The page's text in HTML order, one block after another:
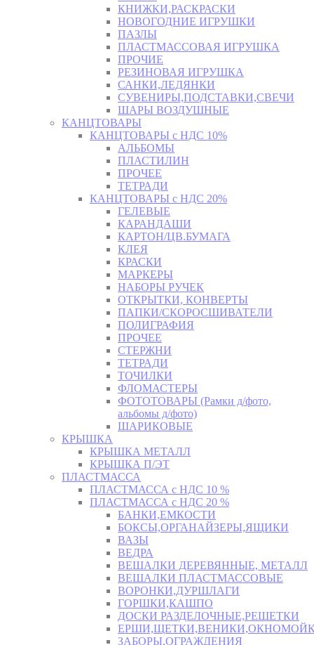
КНИЖКИ,РАСКРАСКИ
НОВОГОДНИЕ ИГРУШКИ
ПАЗЛЫ
ПЛАСТМАССОВАЯ ИГРУШКА
ПРОЧИЕ
РЕЗИНОВАЯ ИГРУШКА
САНКИ,ЛЕДЯНКИ
СУВЕНИРЫ,ПОДСТАВКИ,СВЕЧИ
ШАРЫ ВОЗДУШНЫЕ
КАНЦТОВАРЫ
КАНЦТОВАРЫ с НДС 10%
АЛЬБОМЫ
ПЛАСТИЛИН
ПРОЧЕЕ
ТЕТРАДИ
КАНЦТОВАРЫ с НДС 20%
ГЕЛЕВЫЕ
КАРАНДАШИ
КАРТОН/ЦВ.БУМАГА
КЛЕЯ
КРАСКИ
МАРКЕРЫ
НАБОРЫ РУЧЕК
ОТКРЫТКИ, КОНВЕРТЫ
ПАПКИ/СКОРОСШИВАТЕЛИ
ПОЛИГРАФИЯ
ПРОЧЕЕ
СТЕРЖНИ
ТЕТРАДИ
ТОЧИЛКИ
ФЛОМАСТЕРЫ
ФОТОТОВАРЫ (Рамки д/фото,
альбомы д/фото)
ШАРИКОВЫЕ
КРЫШКА
КРЫШКА МЕТАЛЛ
КРЫШКА П/ЭТ
ПЛАСТМАССА
ПЛАСТМАССА с НДС 10 %
ПЛАСТМАССА с НДС 20 %
БАНКИ,ЕМКОСТИ
БОКСЫ,ОРГАНАЙЗЕРЫ,ЯЩИКИ
ВАЗЫ
ВЕДРА
ВЕШАЛКИ ДЕРЕВЯННЫЕ, МЕТАЛЛ
ВЕШАЛКИ ПЛАСТМАССОВЫЕ
ВОРОНКИ,ДУРШЛАГИ
ГОРШКИ,КАШПО
ДОСКИ РАЗДЕЛОЧНЫЕ,РЕШЕТКИ
ЗАБОРЫ,ОГРАЖДЕНИЯ